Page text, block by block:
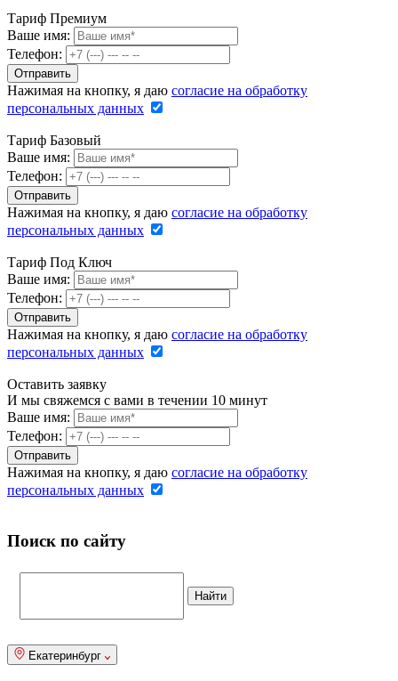
Тариф Премиум
Ваше имя:
Телефон:
Нажимая на кнопку, я даю согласие на обработку
персональных данных
Тариф Базовый
Ваше имя:
Телефон:
Нажимая на кнопку, я даю согласие на обработку
персональных данных
Тариф Под Ключ
Ваше имя:
Телефон:
Нажимая на кнопку, я даю согласие на обработку
персональных данных
Оставить заявку
И мы свяжемся с вами в течении 10 минут
Ваше имя:
Телефон:
Нажимая на кнопку, я даю согласие на обработку
персональных данных
Поиск по сайту
Екатеринбург